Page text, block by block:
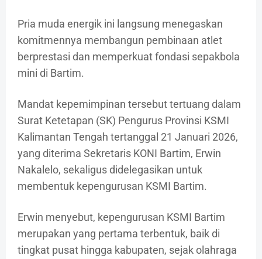
Pria muda energik ini langsung menegaskan
komitmennya membangun pembinaan atlet
berprestasi dan memperkuat fondasi sepakbola
mini di Bartim.
Mandat kepemimpinan tersebut tertuang dalam
Surat Ketetapan (SK) Pengurus Provinsi KSMI
Kalimantan Tengah tertanggal 21 Januari 2026,
yang diterima Sekretaris KONI Bartim, Erwin
Nakalelo, sekaligus didelegasikan untuk
membentuk kepengurusan KSMI Bartim.
Erwin menyebut, kepengurusan KSMI Bartim
merupakan yang pertama terbentuk, baik di
tingkat pusat hingga kabupaten, sejak olahraga